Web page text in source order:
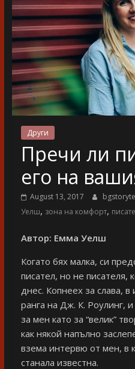
разказ
Други
Пречи ли
его на
August 13, 2017
Уелш, зона на комфорт,
Автор: Емма Уелш
Когато бях малка, си
писател, но не писателя,
днес. Копнеех за слава, в
ранга на Дж. К. Роулинг,
за мен като за “велик”
как някой напълно
взема интервю от мен, в
станала известна.